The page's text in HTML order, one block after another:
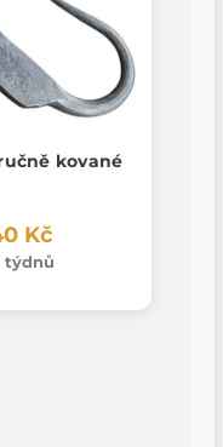
kované
Kč
týdnů